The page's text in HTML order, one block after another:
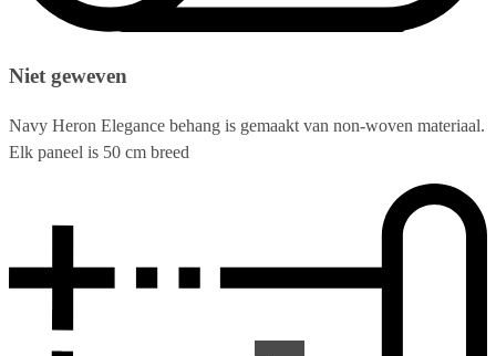
Niet geweven
Navy Heron Elegance behang is gemaakt van non-woven materiaal.
Elk paneel is 50 cm breed